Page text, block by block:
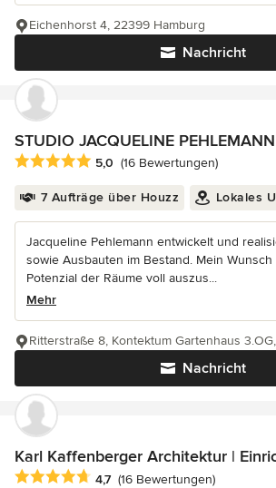
Nachricht
Eichenhorst 4, 22399 Hamburg
STUDIO JACQUELINE PEHLEMANN
Durchschnittliche Bewertung: 5 von 5
5,0 (16 Bewertungen)
7 Aufträge über Houzz Lokales
Jacqueline Pehlemann entwickelt und
sowie Ausbauten im Bestand. Mein Wunsch
Potenzial der Räume voll auszus...
Mehr
Nachricht
Ritterstraße 8, Kontektum Gartenhaus
Karl Kaffenberger Architektur |
Durchschnittliche Bewertung: 4.7 von 5
4,7 (16 Bewertungen)